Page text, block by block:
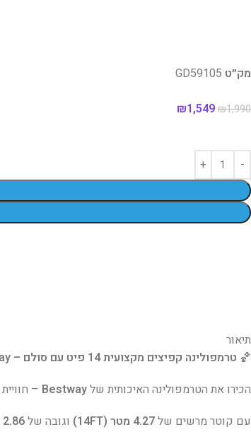
מק״ט
₪1,990
₪1,549
תיאור
🏀 טרמפולינה קפיצים מקצועית 14 פיט עם סולם – Bestway
הכירו את הטרמפולינה האיכותית שלBestway
–
עם קוטר מרשים של4.27 מטר (14FT) וגובה של2.86 מטר